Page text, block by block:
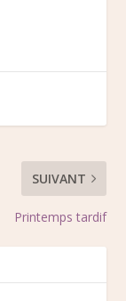
SUIVANT
Printemps tardif